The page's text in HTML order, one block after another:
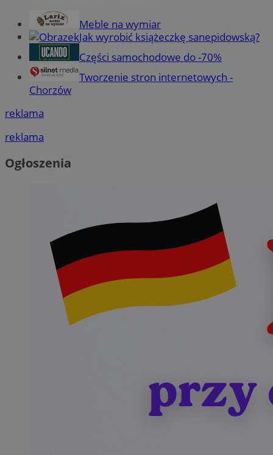
Meble na wymiar
Jak wyrobić książeczkę sanepidowską?
Części samochodowe do -70%
Tworzenie stron internetowych -
Chorzów
reklama
reklama
Ogłoszenia